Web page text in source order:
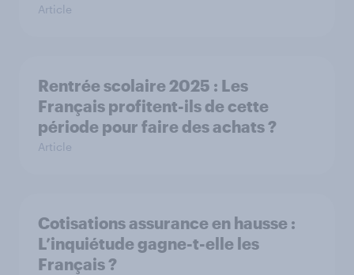
Article
Rentrée scolaire 2025 : Les
Français profitent-ils de cette
période pour faire des achats ?
Article
Cotisations assurance en hausse :
L’inquiétude gagne-t-elle les
Français ?